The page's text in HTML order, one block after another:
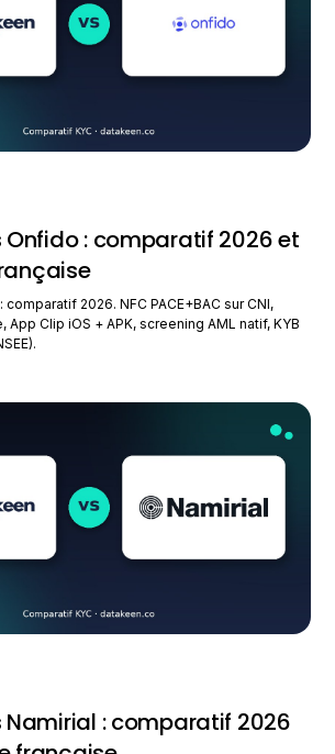
Onfido : comparatif 2026 et
2026. NFC PACE+BAC sur CNI,
App Clip iOS + APK, screening AML natif, KYB
Namirial : comparatif 2026